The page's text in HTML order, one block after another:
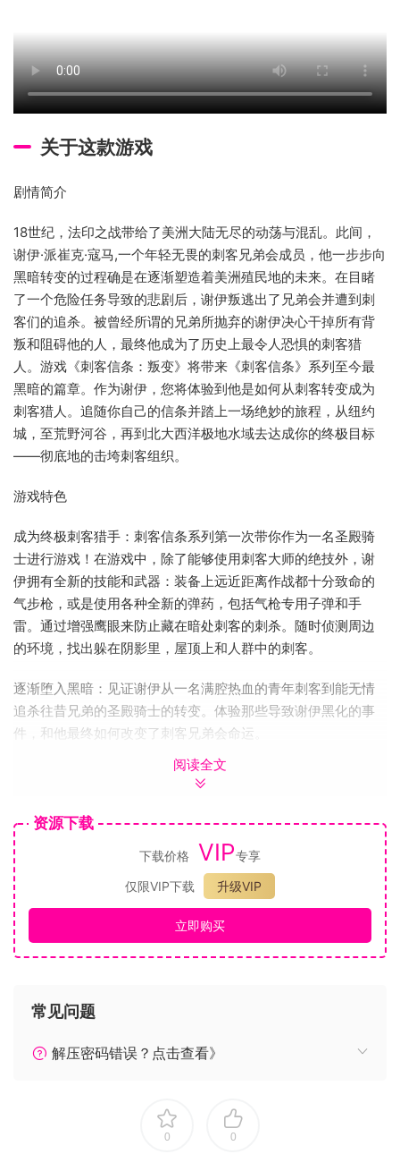
关于这款游戏
剧情简介
18世纪，法印之战带给了美洲大陆无尽的动荡与混乱。此间，
谢伊·派崔克·寇马,一个年轻无畏的刺客兄弟会成员，他一步步向
黑暗转变的过程确是在逐渐塑造着美洲殖民地的未来。在目睹
了一个危险任务导致的悲剧后，谢伊叛逃出了兄弟会并遭到刺
客们的追杀。被曾经所谓的兄弟所抛弃的谢伊决心干掉所有背
叛和阻碍他的人，最终他成为了历史上最令人恐惧的刺客猎
人。游戏《刺客信条：叛变》将带来《刺客信条》系列至今最
黑暗的篇章。作为谢伊，您将体验到他是如何从刺客转变成为
刺客猎人。追随你自己的信条并踏上一场绝妙的旅程，从纽约
城，至荒野河谷，再到北大西洋极地水域去达成你的终极目标
——彻底地的击垮刺客组织。
游戏特色
成为终极刺客猎手：刺客信条系列第一次带你作为一名圣殿骑
士进行游戏！在游戏中，除了能够使用刺客大师的绝技外，谢
伊拥有全新的技能和武器：装备上远近距离作战都十分致命的
气步枪，或是使用各种全新的弹药，包括气枪专用子弹和手
雷。通过增强鹰眼来防止藏在暗处刺客的刺杀。随时侦测周边
的环境，找出躲在阴影里，屋顶上和人群中的刺客。
逐渐堕入黑暗：见证谢伊从一名满腔热血的青年刺客到能无情
追杀往昔兄弟的圣殿骑士的转变。体验那些导致谢伊黑化的事
件，和他最终如何改变了刺客兄弟会命运。
全新升级的海战：扬帆，起航！乘着莫瑞甘号战舰在北大西洋
了《黑旗》出色的海战体验并增添了更多的游戏性。
全新的御敌战术：快速解决那些欲图登上你的船并干掉你的船
员的刺客，尽可能减少伤亡。
全新的舰载武器：使用能引燃敌船以防止追击的燃油，速射连
发的转轮燧石枪。充满未知的极寒之地：穿梭与冰川中发现隐
探索广阔的开放世界：谢伊的故事将让你带领略三种独特的环
冰山；阿巴拉契亚山脉河谷——美国边境一片广阔的混合区
通过眼动追踪技术提升用户体验
阅读全文
资源下载
下载价格 VIP专享
仅限VIP下载
升级VIP
立即购买
常见问题
解压密码错误？点击查看》
0 0